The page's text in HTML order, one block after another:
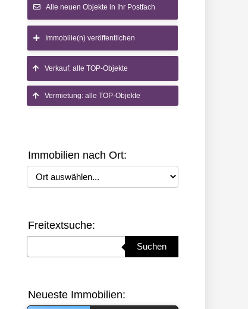
Alle neuen Objekte in Ihr Postfach
Immobilie(n) veröffentlichen
Verkauf: alle TOP-Objekte
Vermietung: alle TOP-Objekte
Immobilien nach Ort:
Ort auswählen
Freitextsuche:
Suchen
Neueste Immobilien: